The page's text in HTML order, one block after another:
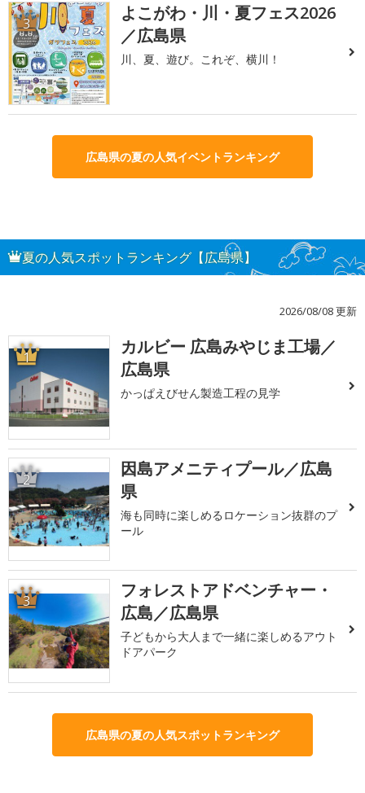
3
よこがわ・川・夏フェス2026
／広島県
川、夏、遊び。これぞ、横川！
広島県の夏の人気イベントランキング
夏の人気スポットランキング【広島県】
2026/08/08 更新
1
カルビー 広島みやじま工場／
広島県
かっぱえびせん製造工程の見学
2
因島アメニティプール／広島
県
海も同時に楽しめるロケーション抜群のプ
ール
3
フォレストアドベンチャー・
広島／広島県
子どもから大人まで一緒に楽しめるアウト
ドアパーク
広島県の夏の人気スポットランキング